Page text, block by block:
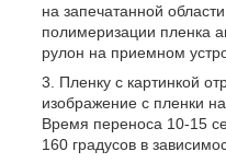
на запечатанной
полимеризации пленка
рулон на приемном
Пленку с картинкой
изображение с пленки
Время переноса 10-15
160 градусов в